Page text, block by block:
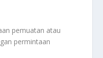
pemuatan atau
permintaan